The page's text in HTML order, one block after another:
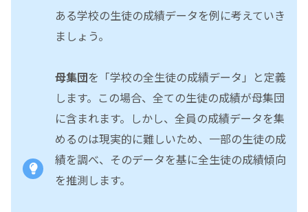
ある学校の生徒の成績データを例に考えていき
ましょう。
母集団を「学校の全生徒の成績データ」と定義
します。この場合、全ての生徒の成績が母集団
に含まれます。しかし、全員の成績データを集
めるのは現実的に難しいため、一部の生徒の成
績を調べ、そのデータを基に全生徒の成績傾向
を推測します。